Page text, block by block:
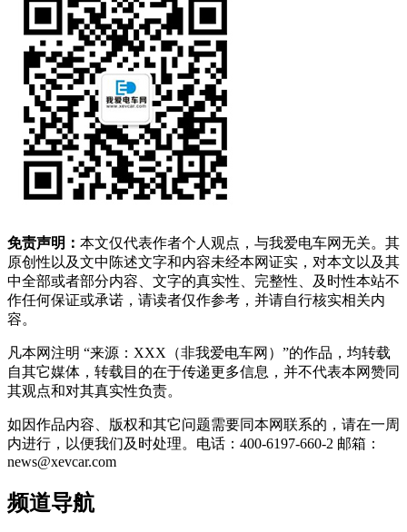
免责声明： 本文仅代表作者个人观点，与我爱电车网无关。其
原创性以及文中陈述文字和内容未经本网证实，对本文以及其
中全部或者部分内容、文字的真实性、完整性、及时性本站不
作任何保证或承诺，请读者仅作参考，并请自行核实相关内
容。
凡本网注明 “来源：XXX（非我爱电车网）”的作品，均转载
自其它媒体，转载目的在于传递更多信息，并不代表本网赞同
其观点和对其真实性负责。
如因作品内容、版权和其它问题需要同本网联系的，请在一周
内进行，以便我们及时处理。电话：400-6197-660-2 邮箱：
news@xevcar.com
频道导航